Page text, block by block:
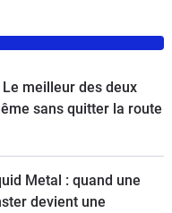
Le meilleur des deux
sans quitter la route
Metal : quand une
devient une